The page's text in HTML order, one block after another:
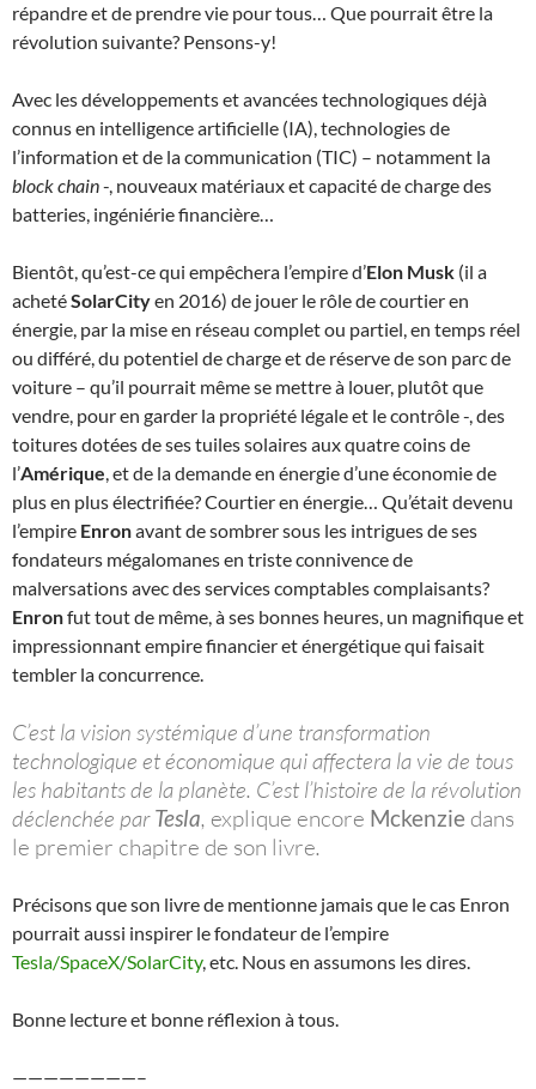
répandre et de prendre vie pour tous… Que pourrait être la
révolution suivante? Pensons-y!
Avec les développements et avancées technologiques déjà
connus en intelligence artificielle (IA), technologies de
l’information et de la communication (TIC) – notamment la
block chain-, nouveaux matériaux et capacité de charge des
batteries, ingéniérie financière…
Bientôt, qu’est-ce qui empêchera l’empire d’Elon Musk (il a
achetéSolarCityen 2016) de jouer le rôle de courtier en
énergie, par la mise en réseau complet ou partiel, en temps réel
ou différé, du potentiel de charge et de réserve de son parc de
voiture – qu’il pourrait même se mettre à louer, plutôt que
vendre, pour en garder la propriété légale et le contrôle -, des
toitures dotées de ses tuiles solaires aux quatre coins de
l’Amérique, et de la demande en énergie d’une économie de
plus en plus électrifiée? Courtier en énergie… Qu’était devenu
l’empire Enronavant de sombrer sous les intrigues de ses
fondateurs mégalomanes en triste connivence de
malversations avec des services comptables complaisants?
Enronfut tout de même, à ses bonnes heures, un magnifique et
impressionnant empire financier et énergétique qui faisait
tembler la concurrence.
C’est la vision systémique d’une transformation
technologique et économique qui affectera la vie de tous
les habitants de la planète. C’est l’histoire de la révolution
déclenchée parTesla, explique encore Mckenzie dans
le premier chapitre de son livre.
Précisons que son livre de mentionne jamais que le cas Enron
pourrait aussi inspirer le fondateur de l’empire
Tesla/SpaceX/SolarCity, etc. Nous en assumons les dires.
Bonne lecture et bonne réflexion à tous.
————————–